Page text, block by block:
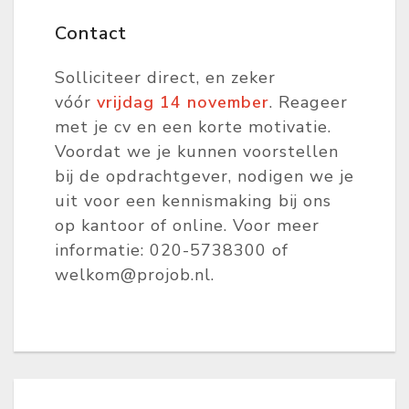
Contact
Solliciteer direct, en zeker
vóór vrijdag 14 november. Reageer
met je cv en een korte motivatie.
Voordat we je kunnen voorstellen
bij de opdrachtgever, nodigen we je
uit voor een kennismaking bij ons
op kantoor of online. Voor meer
informatie: 020-5738300 of
welkom@projob.nl.